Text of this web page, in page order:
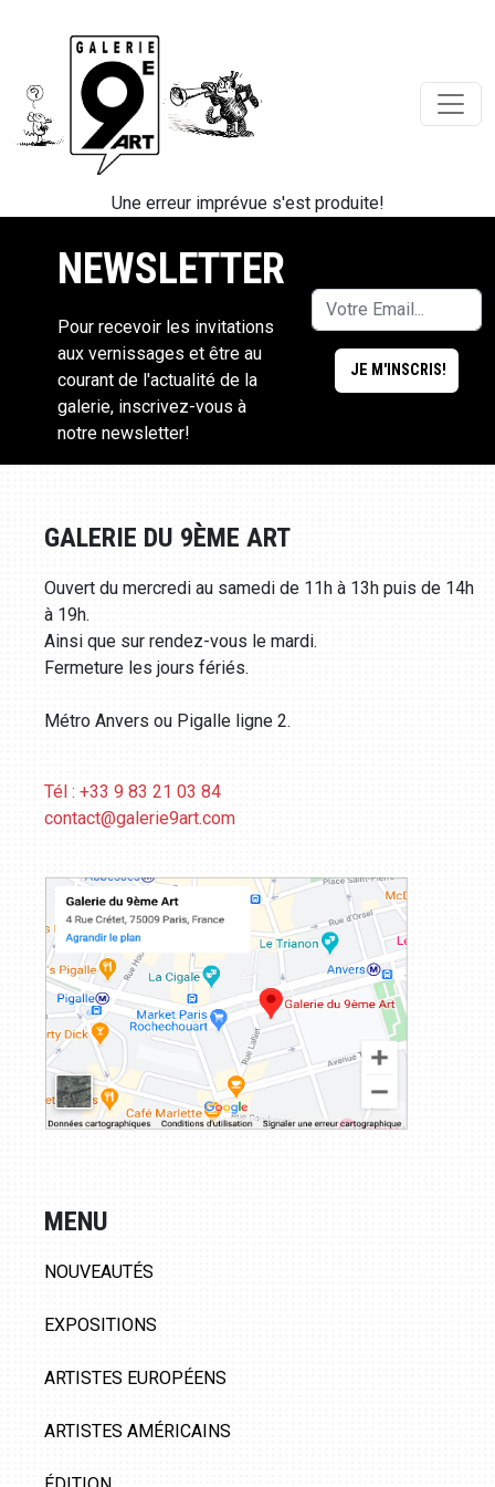
Une erreur imprévue s'est produite!
NEWSLETTER
Pour recevoir les invitations
aux vernissages et être au
courant de l'actualité de la
galerie, inscrivez-vous à
notre newsletter!
GALERIE DU 9ÈME ART
Ouvert du mercredi au samedi de 11h à 13h puis de 14h
à 19h.
Ainsi que sur rendez-vous le mardi.
Fermeture les jours fériés.
Métro Anvers ou Pigalle ligne 2.
Tél : +33 9 83 21 03 84
contact@galerie9art.com
MENU
NOUVEAUTÉS
EXPOSITIONS
ARTISTES EUROPÉENS
ARTISTES AMÉRICAINS